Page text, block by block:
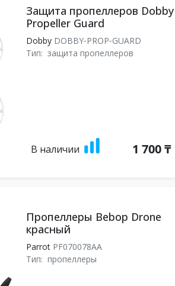
Защита пропеллеров Dobby
Propeller Guard
DobbyDOBBY‑PROP‑GUARD
Тип: защита пропеллеров
В наличии 1 700 ₸
Пропеллеры Bebop Drone
красный
ParrotPF070078AA
Тип: пропеллеры